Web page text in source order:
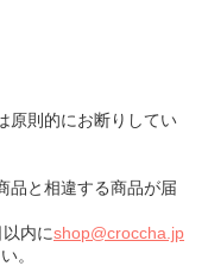
原則的にお断りしてい
品と相違する商品が届
内にshop@croccha.jp
。